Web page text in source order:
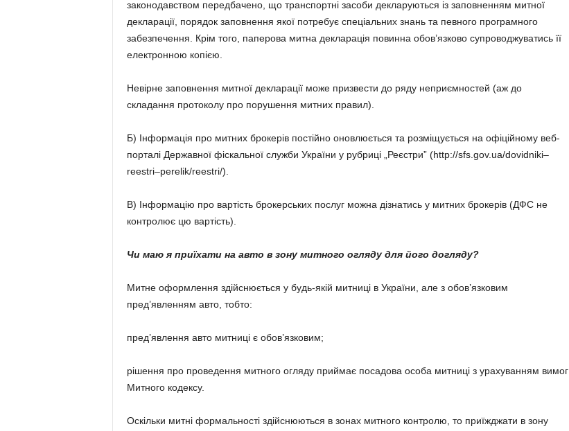
законодавством передбачено, що транспортні засоби декларуються із заповненням митної
декларації, порядок заповнення якої потребує спеціальних знань та певного програмного
забезпечення. Крім того, паперова митна декларація повинна обов’язково супроводжуватись її
електронною копією.
Невірне заповнення митної декларації може призвести до ряду неприємностей (аж до
складання протоколу про порушення митних правил).
Б) Інформація про митних брокерів постійно оновлюється та розміщується на офіційному веб-
порталі Державної фіскальної служби України у рубриці „Реєстри” (http://sfs.gov.ua/dovidniki–
reestri–perelik/reestri/).
В) Інформацію про вартість брокерських послуг можна дізнатись у митних брокерів (ДФС не
контролює цю вартість).
Чи маю я приїхати на авто в зону митного огляду для його догляду?
Митне оформлення здійснюється у будь-якій митниці в України, але з обов’язковим
пред’явленням авто, тобто:
пред’явлення авто митниці є обов’язковим;
рішення про проведення митного огляду приймає посадова особа митниці з урахуванням вимог
Митного кодексу.
Оскільки митні формальності здійснюються в зонах митного контролю, то приїжджати в зону